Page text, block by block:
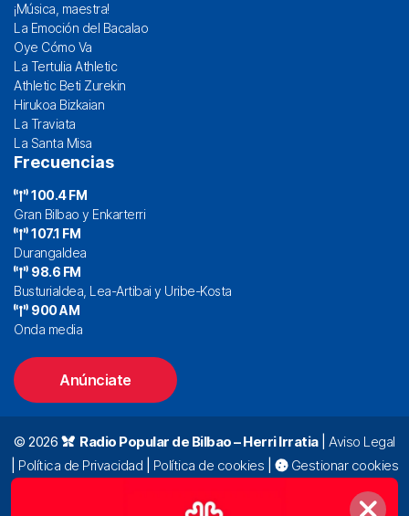
¡Música, maestra!
La Emoción del Bacalao
Oye Cómo Va
La Tertulia Athletic
Athletic Beti Zurekin
Hirukoa Bizkaian
La Traviata
La Santa Misa
Frecuencias
100.4 FM
Gran Bilbao y Enkarterri
107.1 FM
Durangaldea
98.6 FM
Busturialdea, Lea-Artibai y Uribe-Kosta
900 AM
Onda media
Anúnciate
© 2026 Radio Popular de Bilbao – Herri Irratia|Aviso Legal
Política de Privacidad Política de cookies
Gestionar cookies
94 423 92 00|